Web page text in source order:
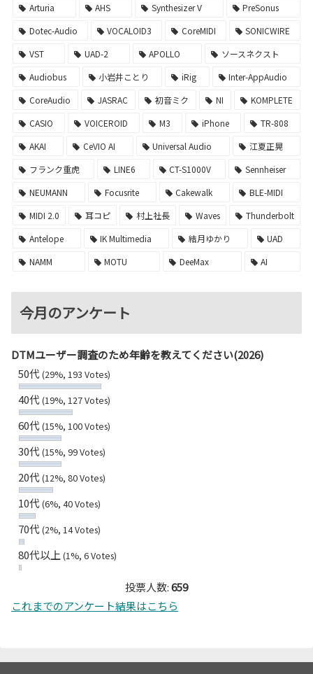
Arturia
AHS Synthesizer V
PreSonus
Dotec-Audio
VOCALOID3 CoreMIDI
SONICWIRE
VST
UAD-2 APOLLO
ソースネクスト
Audiobus
小岩井ことり iRig
Inter-AppAudio
CoreAudio
JASRAC 初音ミク NI
KOMPLETE
CASIO
VOICEROID M3 iPhone
TR-808
AKAI
CeVIO AI Universal Audio
江夏正晃
フランク重虎
LINE6 CT-S1000V
Sennheiser
NEUMANN
Focusrite Cakewalk
BLE-MIDI
MIDI 2.0
耳コピ 村上社長 Waves
Thunderbolt
Antelope
IK Multimedia 結月ゆかり
UAD
NAMM
MOTU DeeMax AI
今月のアンケート
DTMユーザー調査のため年齢を教えてください(2026)
50代(29%, 193 Votes)
40代(19%, 127 Votes)
60代(15%, 100 Votes)
30代(15%, 99 Votes)
20代(12%, 80 Votes)
10代(6%, 40 Votes)
70代(2%, 14 Votes)
80代以上 (1%, 6 Votes)
投票人数:659
これまでのアンケート結果はこちら